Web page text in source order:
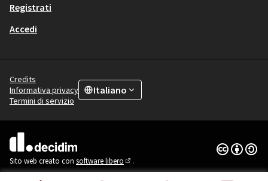
Registrati
Accedi
Credits
Informativa privacy
Termini di servizio
Italiano
Choose language
(Collegamento esterno)
Sito web creato con software libero
(Collegamento esterno)
.
Licenza